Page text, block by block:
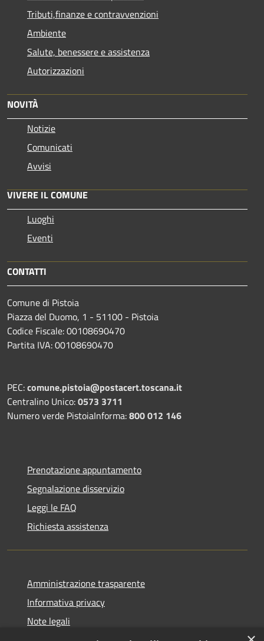
Tributi,finanze e contravvenzioni
Ambiente
Salute, benessere e assistenza
Autorizzazioni
NOVITÀ
Notizie
Comunicati
Avvisi
VIVERE IL COMUNE
Luoghi
Eventi
CONTATTI
Comune di Pistoia
Piazza del Duomo, 1 - 51100 - Pistoia
Codice Fiscale: 00108690470
Partita IVA: 00108690470
PEC:comune.pistoia@postacert.toscana.it
Centralino Unico:0573 3711
Numero verde PistoiaInforma:800 012 146
Prenotazione appuntamento
Segnalazione disservizio
Leggi le FAQ
Richiesta assistenza
Amministrazione trasparente
Informativa privacy
Note legali